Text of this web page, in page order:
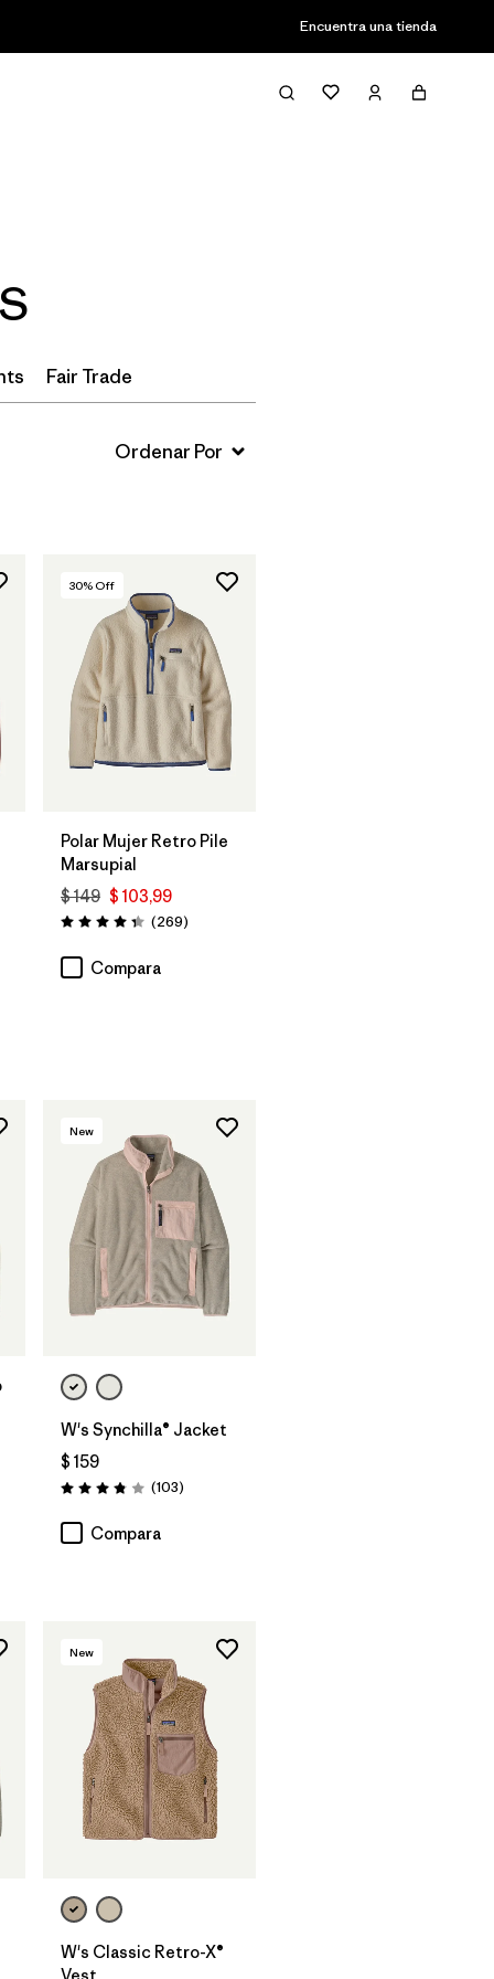
Encuentra una tienda
Filter & Sort
Fair Trade
30% Off
Polar Mujer Retro Pile
Marsupial
$ 149 $ 103,99
Valoración: 4.3 / 5
(269Comentarios
)
Compara
New
W's Synchilla® Jacket
$ 159
Valoración: 3.9 / 5
(103Comentarios
)
Compara
New
W's Classic Retro-X®
Vest